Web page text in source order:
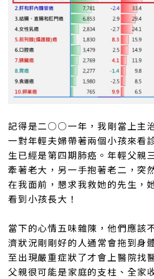
記得是二○○一年，我剛當上主
一對年輕夫婦帶著兩個小孩來看
生已經是第四期肺癌。年輕父親
牽著老大，另一手抱著老二，突
在我面前，懇求我救她的先生，
看到小孩長大！
當下的心情五味雜陳，他們應該
濟狀況剛剛好的人通常會拖到身
至出現嚴重症狀了才會上醫院找
父親很可能是家庭的支柱、全家